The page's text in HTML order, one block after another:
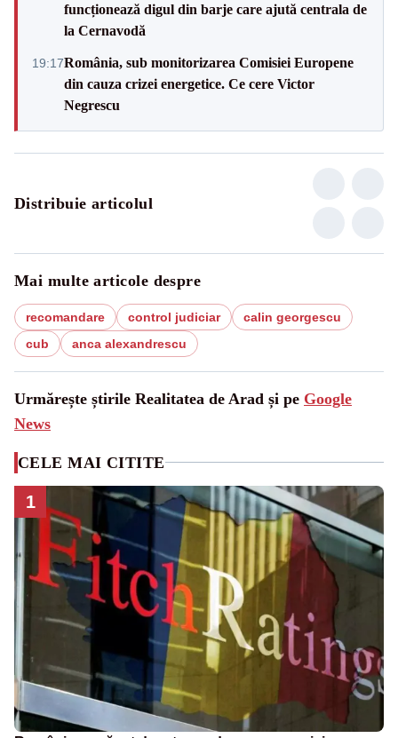
funcționează digul din barje care ajută centrala de
la Cernavodă
19:17România, sub monitorizarea Comisiei Europene
din cauza crizei energetice. Ce cere Victor
Negrescu
Distribuie articolul
Mai multe articole despre
recomandare control judiciar
calin georgescu
cub
anca alexandrescu
Urmărește știrile Realitatea de Arad și pe Google
News
CELE MAI CITITE
1